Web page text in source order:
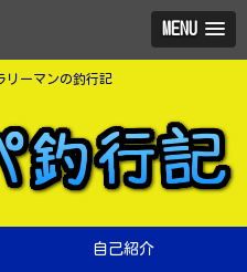
MENU
リーマンの釣行記
自己紹介